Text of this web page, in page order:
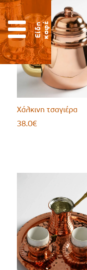
Χάλκινη τσαγιέρα
38.0€
Ε
ί
δ
η
κ
α
φέ